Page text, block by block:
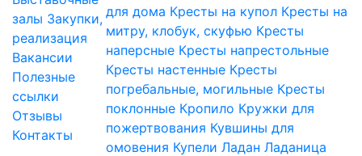
залы Закупки,
реализация
Вакансии
Полезные
ссылки
Отзывы
Контакты
для дома Кресты на купол Кресты на
митру, клобук, скуфью Кресты
наперсные Кресты напрестольные
Кресты настенные Кресты
погребальные, могильные Кресты
поклонные Кропило Кружки для
пожертвования Кувшины для
омовения Купели Ладан Ладаница